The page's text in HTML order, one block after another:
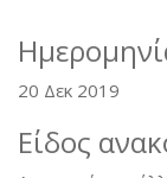
20 Δεκ 2019
Είδος